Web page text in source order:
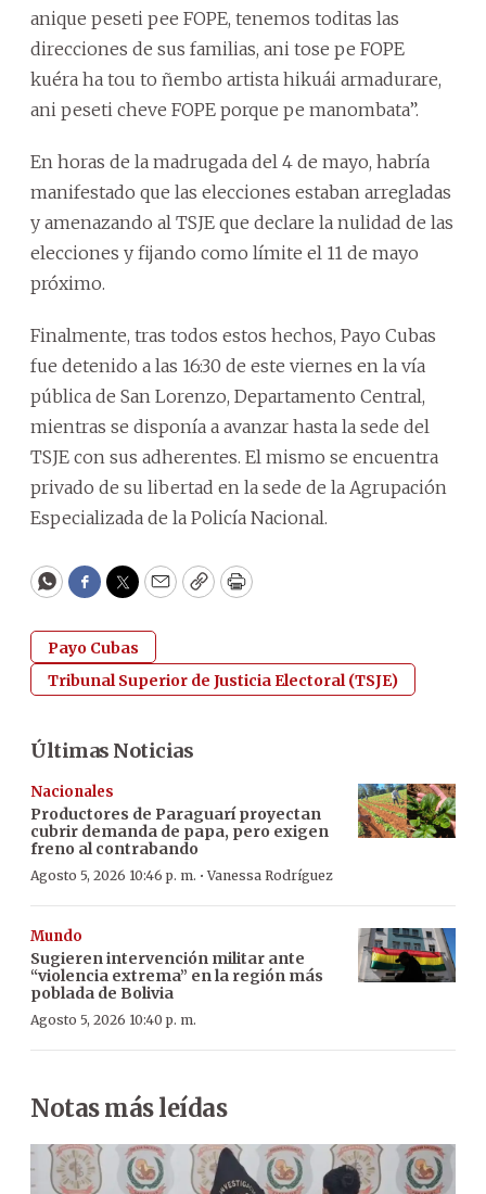
anique peseti pee FOPE, tenemos toditas las
direcciones de sus familias, ani tose pe FOPE
kuéra ha tou to ñembo artista hikuái armadurare,
ani peseti cheve FOPE porque pe manombata”.
En horas de la madrugada del 4 de mayo, habría
manifestado que las elecciones estaban arregladas
y amenazando al TSJE que declare la nulidad de las
elecciones y fijando como límite el 11 de mayo
próximo.
Finalmente, tras todos estos hechos, Payo Cubas
fue detenido a las 16:30 de este viernes en la vía
pública de San Lorenzo, Departamento Central,
mientras se disponía a avanzar hasta la sede del
TSJE con sus adherentes. El mismo se encuentra
privado de su libertad en la sede de la Agrupación
Especializada de la Policía Nacional.
WhatsApp
Facebook
Twitter
EmailCopyPrint
Payo Cubas
Tribunal Superior de Justicia Electoral (TSJE)
Últimas Noticias
Nacionales
Productores de Paraguarí proyectan
cubrir demanda de papa, pero exigen
freno al contrabando
Agosto 5, 2026 10:46 p. m. ·Vanessa Rodríguez
Mundo
Sugieren intervención militar ante
“violencia extrema” en la región más
poblada de Bolivia
Agosto 5, 2026 10:40 p. m.
Notas más leídas